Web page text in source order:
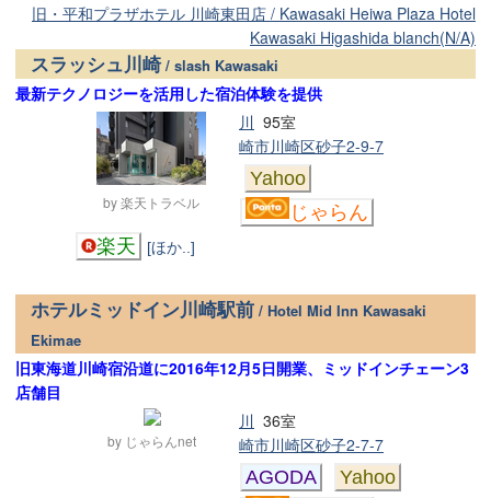
旧・平和プラザホテル 川崎東田店 / Kawasaki Heiwa Plaza Hotel
Kawasaki Higashida blanch(N/A)
スラッシュ川崎/ slash Kawasaki
最新テクノロジーを活用した宿泊体験を提供
by 楽天トラベル
95室
川
崎市川崎区砂子2-9-7
Yahoo
じゃらん
楽天
[ほか..]
ホテルミッドイン川崎駅前 / Hotel Mid Inn Kawasaki
Ekimae
旧東海道川崎宿沿道に2016年12月5日開業、ミッドインチェーン3
店舗目
by じゃらんnet
36室
川
崎市川崎区砂子2-7-7
AGODA
Yahoo